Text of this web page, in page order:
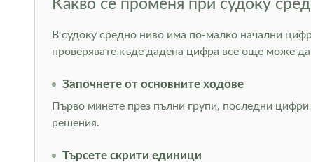
Какво се променя при судоку
В судоку средно ниво има по-малко начални
проверявате къде дадена цифра все още може
Започнете от основните ходове
Първо минете през пълни групи, последни
решения.
Търсете скрити единици